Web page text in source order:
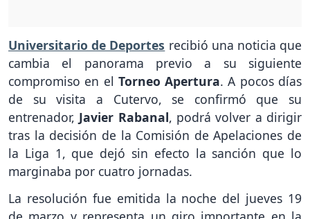
Universitario de Deportes recibió una noticia que
cambia el panorama previo a su siguiente
compromiso en el Torneo Apertura. A pocos días
de su visita a Cutervo, se confirmó que su
entrenador, Javier Rabanal, podrá volver a dirigir
tras la decisión de la Comisión de Apelaciones de
la Liga 1, que dejó sin efecto la sanción que lo
marginaba por cuatro jornadas.
La resolución fue emitida la noche del jueves 19